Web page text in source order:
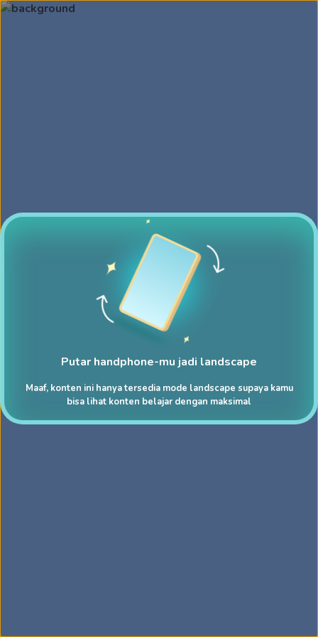
Putar handphone-mu jadi landscape
Maaf, konten ini hanya tersedia mode landscape supaya kamu
bisa lihat konten belajar dengan maksimal